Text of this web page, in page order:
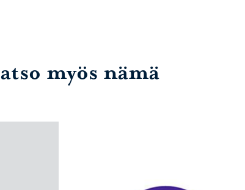
myös nämä